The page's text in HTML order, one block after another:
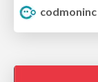
codmoninc